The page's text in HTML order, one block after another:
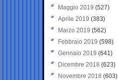
Maggio 2019 (527)
Aprile 2019 (383)
Marzo 2019 (562)
Febbraio 2019 (598)
Gennaio 2019 (641)
Dicembre 2018 (623)
Novembre 2018 (603)